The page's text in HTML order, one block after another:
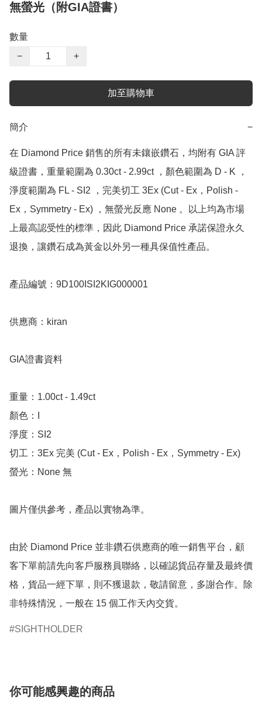
無螢光（附GIA證書）
數量
−
+
加至購物車
簡介 −
在 Diamond Price 銷售的所有未鑲嵌鑽石，均附有 GIA 評
級證書，重量範圍為 0.30ct - 2.99ct ，顏色範圍為 D - K ，
淨度範圍為 FL - SI2 ，完美切工 3Ex (Cut - Ex，Polish -
Ex，Symmetry - Ex) ，無螢光反應 None 。以上均為市場
上最高認受性的標準，因此 Diamond Price 承諾保證永久
退換，讓鑽石成為黃金以外另一種具保值性產品。
產品編號：9D100ISI2KIG000001
供應商：kiran
GIA證書資料
重量：1.00ct - 1.49ct
顏色：I
淨度：SI2
切工：3Ex 完美 (Cut - Ex，Polish - Ex，Symmetry - Ex)
螢光：None 無
圖片僅供參考，產品以實物為準。
由於 Diamond Price 並非鑽石供應商的唯一銷售平台，顧
客下單前請先向客戶服務員聯絡，以確認貨品存量及最終價
格，貨品一經下單，則不獲退款，敬請留意，多謝合作。除
非特殊情況，一般在 15 個工作天內交貨。
SIGHTHOLDER
你可能感興趣的商品